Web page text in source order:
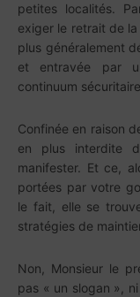
petites localités.
exiger le retrait de
plus généralement
et entravée par
continuum
Confinée en raison
en plus interdite
manifester. Et ce,
portées par votre
le fait, elle se
stratégies de
Non, Monsieur le
pas « un slogan »,